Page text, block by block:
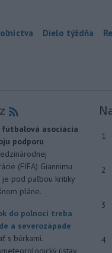
Dielo týždňa
futbalová asociácia
podporu
(FIFA) Giannimu
je pod paľbou kritiky
pláne.
do polnoci treba
a severozápade
s búrkami.
ústav
1
2
3
4